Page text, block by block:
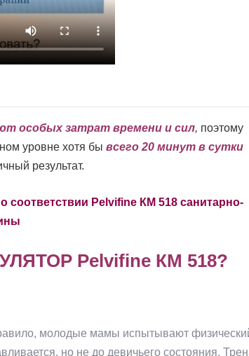
особых затрат времени и сил, поэтому
уровне хотя бы всего 20 минут в сутки
результат.
Pelvifine КМ 518 санитарно-
Pelvifine КМ 518?
молодые мамы испытывают
но не до девичьего состояния.